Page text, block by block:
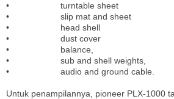
• turntable sheet
• slip mat and sheet
• head shell
• dust cover
• balance,
• sub and shell weights,
• audio and ground cable.
Untuk penampilannya, pioneer PLX-1000